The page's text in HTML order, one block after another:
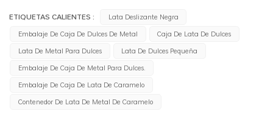
ETIQUETAS CALIENTES :
Lata Deslizante Negra
Embalaje De Caja De Dulces De Metal
Caja De Lata De Dulces
Lata De Metal Para Dulces
Lata De Dulces Pequeña
Embalaje De Caja De Metal Para Dulces.
Embalaje De Caja De Lata De Caramelo
Contenedor De Lata De Metal De Caramelo